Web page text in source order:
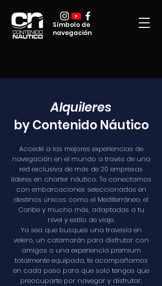
Símbolo de
navegación
Alquileres
by Contenido Náutico
Accedé a las mejores experiencias de
navegación en el mundo a través de una
red exclusiva de más de 20 empresas
líderes en charter náutico. Te conectamos
con embarcaciones seleccionadas en
destinos únicos como el Mediterráneo, el
Caribe y mucho más, adaptadas a tu
nivel y estilo de viaje.
Ya sea que busques una travesía en
velero, un catamarán para disfrutar con
amigos o una experiencia premium
totalmente equipada, te acompañamos
en cada paso para que solo tengas que
preocuparte por navegar y disfrutar.